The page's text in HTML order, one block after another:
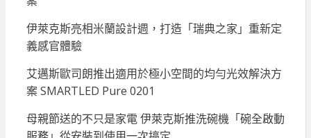
伊萊克斯亮相米蘭設計週，打造「瑞典之家」重新定
義感官體驗
艾邁斯歐司朗推出適用於極小空間的均勻光效解決方
案 SMARTLED Pure 0201
母親節送的不只是家電 伊萊克斯推洗碗機「碗全啟動